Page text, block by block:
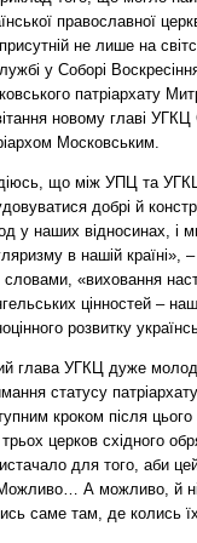
православної
не лише на
у Соборі
патріархату
новому главі
Московським.
що між УПЦ та УГКЦ
добрі й
у наших відносинах, і
в нашій
словами, «виховання
цінностей –
розвитку
глава УГКЦ дуже
статусу
кроком після цього
трьох церков східного
для того, аби
А можливо, й
саме там, де колись